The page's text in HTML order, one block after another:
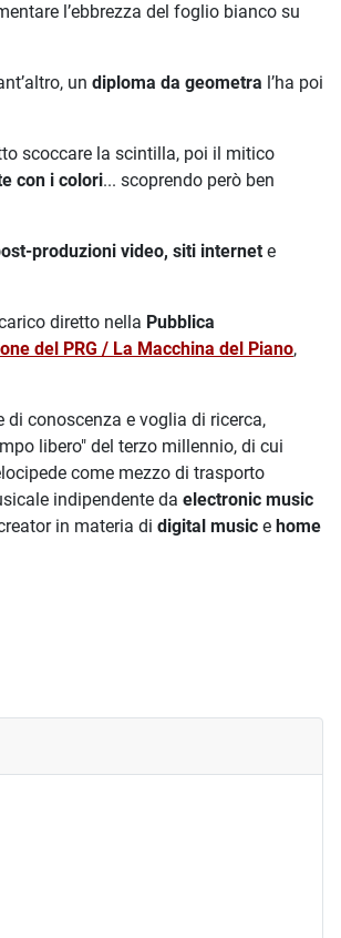
l’ebbrezza del foglio bianco su
un diploma da geometra l’ha poi
scoccare la scintilla, poi il mitico
con i colori... scoprendo però ben
produzioni video, siti internet e
diretto nella Pubblica
del PRG / La Macchina del Piano,
conoscenza e voglia di ricerca,
libero" del terzo millennio, di cui
come mezzo di trasporto
indipendente da electronic music
in materia di digital music e home